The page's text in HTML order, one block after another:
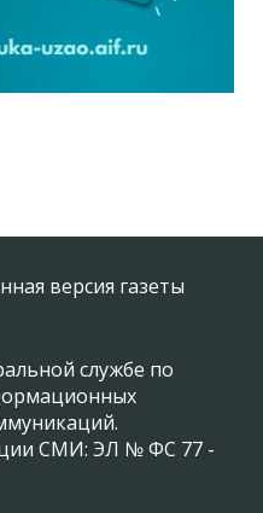
версия газеты
службе по
СМИ: ЭЛ № ФС 77 -